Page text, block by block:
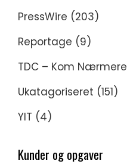
PressWire (203)
Reportage (9)
TDC – Kom Nærmere
Ukatagoriseret (151)
YIT (4)
Kunder og opgaver